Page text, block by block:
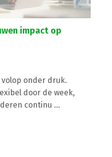
impact op
onder druk.
door de week,
continu ...